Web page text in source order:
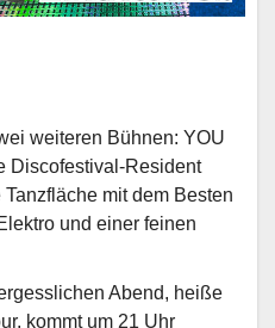
weiteren Bühnen: YOU
Discofestival-Resident
mit dem Besten
Elektro und einer feinen
Abend, heiße
kommt um 21 Uhr